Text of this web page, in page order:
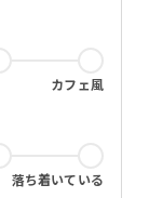
カフェ風
落ち着いている